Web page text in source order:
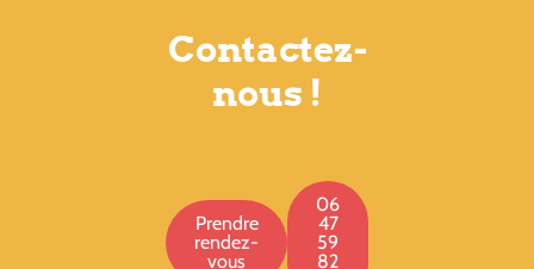
Contactez-
nous !
Prendre
rendez-
vous
06
47
59
82